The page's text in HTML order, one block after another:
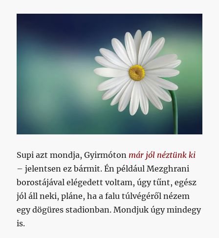
Supi azt mondja, Gyirmóton már jól néztünk ki
– jelentsen ez bármit. Én például Mezghrani
borostájával elégedett voltam, úgy tűnt, egész
jól áll neki, pláne, ha a falu túlvégéről nézem
egy dögüres stadionban. Mondjuk úgy mindegy
is.